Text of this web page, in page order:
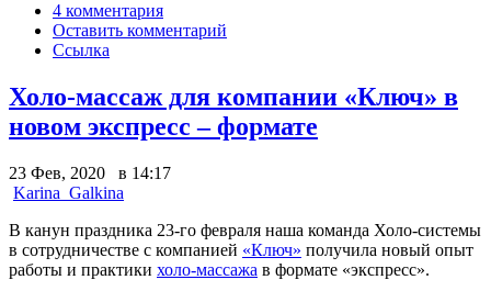
4 комментария
Оставить комментарий
Ссылка
Холо-массаж для компании «Ключ» в
новом экспресс – формате
23 Фев, 2020 в 14:17
Karina_Galkina
В канун праздника 23-го февраля наша команда Холо-системы
в сотрудничестве с компанией «Ключ» получила новый опыт
работы и практики холо-массажа в формате «экспресс».